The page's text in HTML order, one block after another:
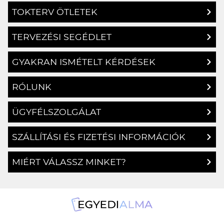
TOKTERV ÖTLETEK
TERVEZÉSI SEGÉDLET
GYAKRAN ISMÉTELT KÉRDÉSEK
RÓLUNK
ÜGYFÉLSZOLGÁLAT
SZÁLLÍTÁSI ÉS FIZETÉSI INFORMÁCIÓK
MIÉRT VÁLASSZ MINKET?